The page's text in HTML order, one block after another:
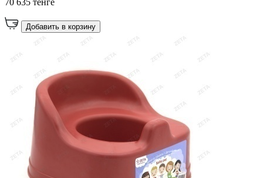
Добавить в корзину